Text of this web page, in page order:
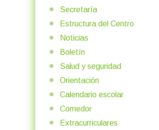
Secretaría
Estructura del Centro
Noticias
Boletín
Salud y seguridad
Orientación
Calendario escolar
Comedor
Extracurriculares